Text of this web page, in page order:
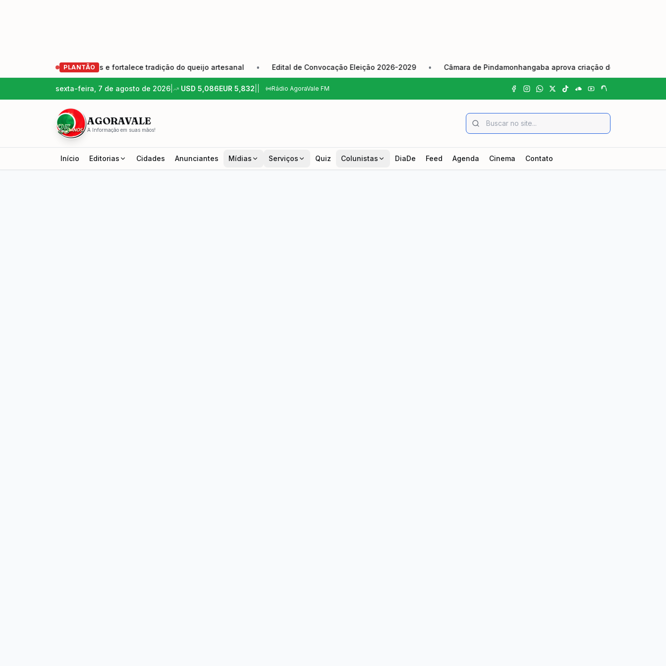
PLANTÃO
de produtores e fortalece tradição do queijo artesanal • Edital de Convocação Eleição 2026-2029 • Câmara de Pindamonhangaba aprova criação do Dia Municipal do
sexta-feira, 7 de agosto de 2026 USD 5,086EUR 5,832 Rádio AgoraVale FM
AGORAVALE
A Informação em suas mãos!
Início Editorias Cidades Anunciantes Mídias Serviços Quiz Colunistas DiaDe Feed Agenda Cinema Contato